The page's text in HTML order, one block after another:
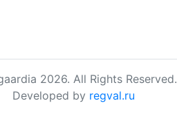
2026. All Rights Reserved.
Developed by regval.ru